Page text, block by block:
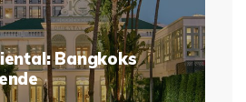
Bangkoks